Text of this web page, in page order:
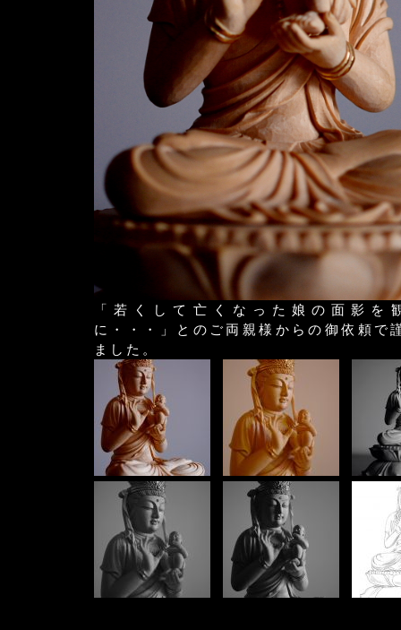
「若くして亡くなった娘の面影を
に・・・」とのご両親様からの御依頼で
ました。